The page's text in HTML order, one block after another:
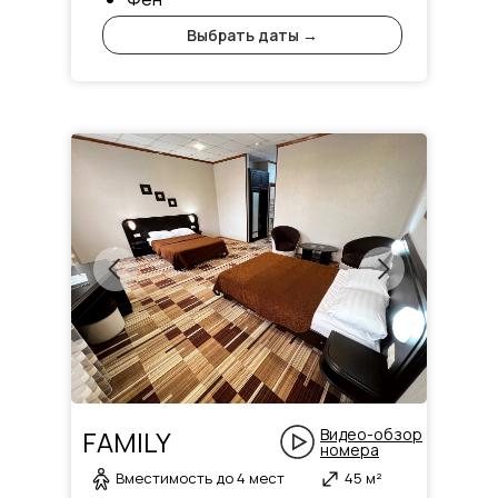
Выбрать даты →
FAMILY
45 м²
Вместимость до 4 мест
Видео-обзор
номера
Номер для ценителей комфорта и изящества